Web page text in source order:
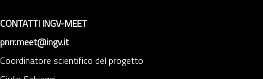
CONTATTI INGV-MEET
pnrr.meet@ingv.it
Coordinatore scientifico del progetto